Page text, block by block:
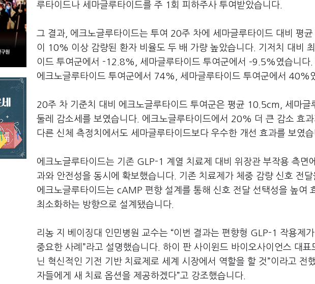
루타이드나 세마글루타이드를 주 1회 피하주사 투여받았습니다.
그 결과, 에크노글루타이드는 투여 20주 차에 세마글루타이드 대비 평
이 10% 이상 감량된 환자 비율도 두 배 가량 높았습니다. 기저치 대비
이드 투여군에서 -12.8%, 세마글루타이드 투여군에서 –9.5%였습니
에크노글루타이드 투여군에서 74%, 세마글루타이드 투여군에서 40%
20주 차 기준치 대비 에크노글루타이드 투여군은 평균 10.5cm, 세마글
둘레 감소세를 보였습니다. 에크노글루타이드에서 20% 더 큰 감소 효
다른 신체 측정치에서도 세마글루타이드보다 우수한 개선 효과를 보였습
에크노글루타이드는 기존 GLP-1 계열 치료제 대비 위장관 부작용 측면
과와 안전성을 동시에 확보했습니다. 기존 치료제가 체중 감량 신호 전
에크노글루타이드는 cAMP 편향 설계를 통해 신호 전달 선택성을 높여
최소화하는 방향으로 설계됐습니다.
리농 지 베이징대 인민병원 교수는 “이번 결과는 편향형 GLP-1 작용제
중요한 사례”라고 설명했습니다. 하이 판 사이윈드 바이오사이언스 대
닌 혁신적인 기전 기반 치료제로 세계 시장에서 역할을 할 것”이라고 전
자들에게 새 치료 옵션을 제공하겠다”고 강조했습니다.